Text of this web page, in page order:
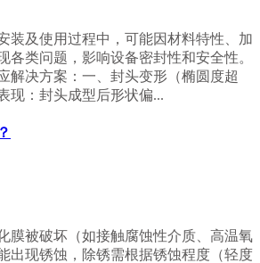
装及使用过程中，可能因材料特性、加
各类问题，影响设备密封性和安全性。
解决方案：一、封头变形（椭圆度超
现：封头成型后形状偏...
膜被破坏（如接触腐蚀性介质、高温氧
出现锈蚀，除锈需根据锈蚀程度（轻度